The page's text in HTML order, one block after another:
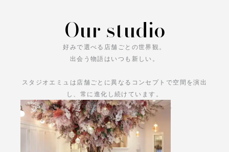
Our studio
好みで選べる店舗ごとの世界観。
出会う物語はいつも新しい。
スタジオエミュは店舗ごとに異なるコンセプトで空間を演出
し、常に進化し続けています。
あなただけの物語をお楽しみください。